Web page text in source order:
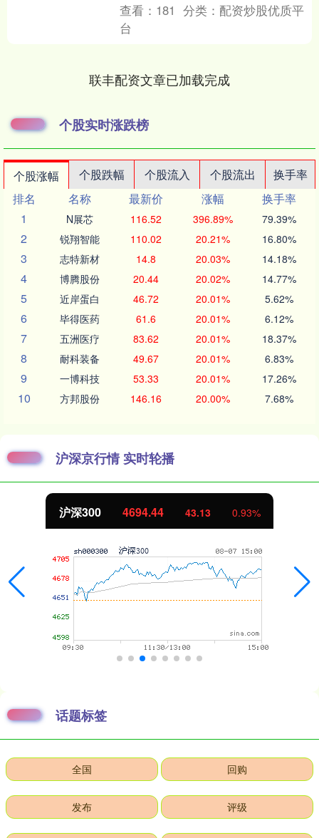
查看： 181 分类： 配资炒股优质平
台
联丰配资文章已加载完成
个股实时涨跌榜
个股涨幅 个股跌幅 个股流入 个股流出
换手率
排名
名称 最新价 涨幅
换手率
1
N展芯 116.52 396.89% 79.39%
2 锐翔智能 110.02 20.21% 16.80%
3 志特新材 14.8 20.03% 14.18%
4 博腾股份 20.44 20.02% 14.77%
5 近岸蛋白 46.72 20.01% 5.62%
6 毕得医药 61.6 20.01% 6.12%
7 五洲医疗 83.62 20.01% 18.37%
8 耐科装备 49.67 20.01% 6.83%
9 一博科技 53.33 20.01% 17.26%
10 方邦股份 146.16 20.00% 7.68%
沪深京行情 实时轮播
沪深300 4694.44 43.13 0.93%
话题标签
全国 回购
发布 评级